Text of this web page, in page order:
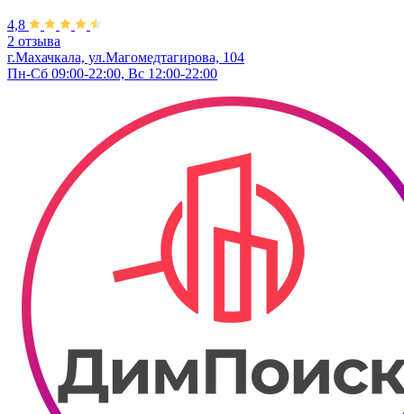
4,8
2 отзыва
г.Махачкала, ​ул.Магомедтагирова, 104
Пн-Сб 09:00-22:00, Вс 12:00-22:00